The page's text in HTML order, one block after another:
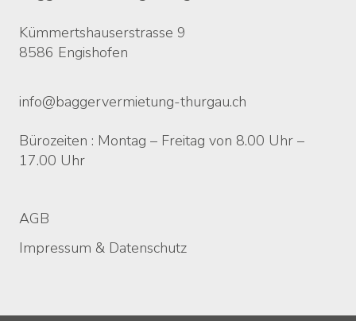
Kümmertshauserstrasse 9
8586 Engishofen
info@baggervermietung-thurgau.ch
Bürozeiten : Montag – Freitag von 8.00 Uhr –
17.00 Uhr
Rechtliches
AGB
Impressum & Datenschutz